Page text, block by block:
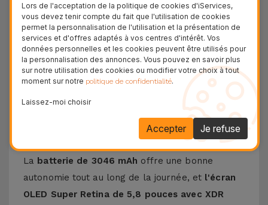
L'iPhone 11 Pro, lancé en 2019, a présenté les
premiers appareils de la marque dotés d'un
triple capteur photo arrière de la marque Apple.
Avec une finition haut de gamme, cet appareil
offre également l'un des meilleurs téléphones
portables avec une qualité de photographie de
trois capteurs de 12 MP
avec
un traitement d'image élevé et une capacité
vidéo 4K jusqu'à 60 ips
La batterie de 3046 mAh offre une bonne
autonomie tout au long de la journée, et l'écran
OLED Super Retina de 5,8 pouces avec XDR
Lors de l'acceptation de la politique de cookies d'iServices,
vous devez tenir compte du fait que l'utilisation de cookies
permet la personnalisation de l'utilisation et la présentation de
services et d'offres adaptés à vos centres d'intérêt. Vos
données personnelles et les cookies peuvent être utilisés pour
la personnalisation des annonces. Vous pouvez en savoir plus
sur notre utilisation des cookies ou modifier votre choix à tout
moment sur notre politique de confidentialité.
Laissez-moi choisir
Je refuse
Accepter